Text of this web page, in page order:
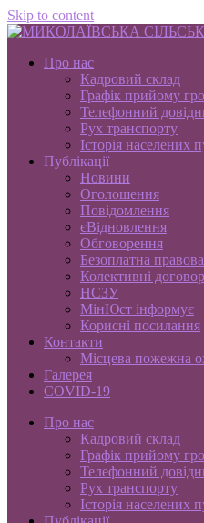
Skip to content
Про нас
Кадровий склад
Графік прийому
Телефонний
Рух транспорту
Історія населених
Публікації
Новини
Оголошення
Повідомлення
єВідновлення
Обговорення
Безоплатна
Колективні
НСЗУ
МінЮст інформує
Корисні посилання
Контакти
Місцева пожежна
Галерея
COVID-19
Про нас
Кадровий склад
Графік прийому
Телефонний
Рух транспорту
Історія населених